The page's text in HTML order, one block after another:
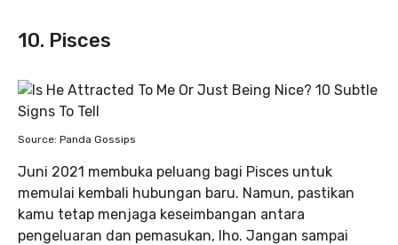
10. Pisces
Source: Panda Gossips
Juni 2021 membuka peluang bagi Pisces untuk
memulai kembali hubungan baru. Namun, pastikan
kamu tetap menjaga keseimbangan antara
pengeluaran dan pemasukan, lho. Jangan sampai